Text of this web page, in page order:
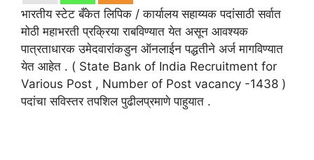
भारतीय स्टेट बँकेत लिपिक / कार्यालय सहाय्यक पदांसाठी सर्वात
मोठी महाभरती प्रक्रिया राबविण्यात येत असून आवश्यक
पात्रताधारक उमेदवारांकडुन ऑनलाईन पद्धतीने अर्ज मागविण्यात
येत आहेत . ( State Bank of India Recruitment for
Various Post , Number of Post vacancy -1438 )
पदांचा सविस्तर तपशिल पुढीलप्रमाणे पाहुयात .